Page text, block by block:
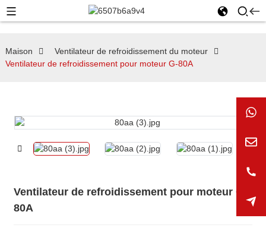
Maison
Ventilateur de refroidissement du moteur
Ventilateur de refroidissement pour moteur G-80A
Ventilateur de refroidissement pour moteur G-
80A